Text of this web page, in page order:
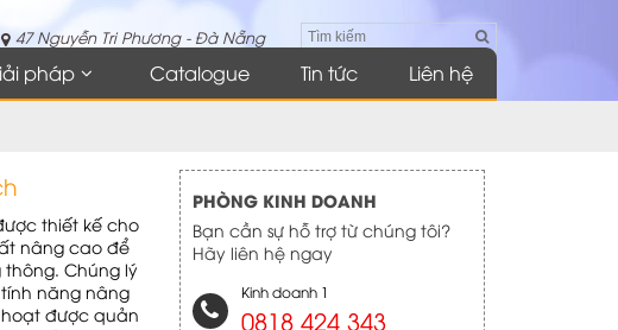
47 Nguyễn Tri Phương - Đà Nẵng
pháp Catalogue Tin tức Liên hệ
thiết kế cho
nâng cao để
Chúng lý
năng nâng
được quản
PHÒNG KINH DOANH
Bạn cần sự hỗ trợ từ chúng tôi?
Hãy liên hệ ngay
Kinh doanh 1
0818 424 343